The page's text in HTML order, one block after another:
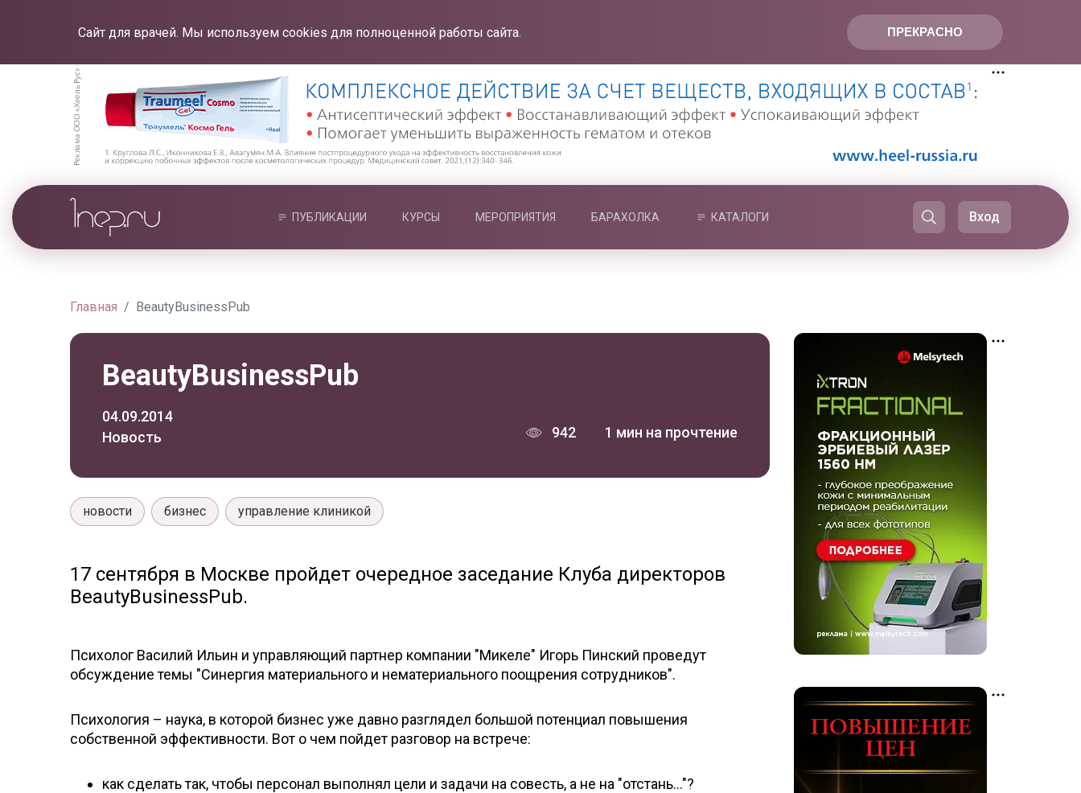
ПРЕКРАСНО
Сайт для врачей. Мы используем cookies для полноценной работы сайта.
ПУБЛИКАЦИИ КУРСЫ МЕРОПРИЯТИЯ БАРАХОЛКА КАТАЛОГИ Вход
Главная BeautyBusinessPub
BeautyBusinessPub
04.09.2014
Новость
942 1 мин на прочтение
новости бизнес управление клиникой
17 сентября в Москве пройдет очередное заседание Клуба директоров
BeautyBusinessPub.
Психолог Василий Ильин и управляющий партнер компании "Микеле" Игорь Пинский проведут
обсуждение темы "Синергия материального и нематериального поощрения сотрудников".
Психология – наука, в которой бизнес уже давно разглядел большой потенциал повышения
собственной эффективности. Вот о чем пойдет разговор на встрече:
как сделать так, чтобы персонал выполнял цели и задачи на совесть, а не на "отстань…"?